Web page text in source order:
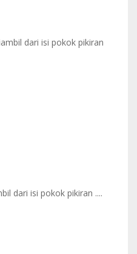
dari isi pokok pikiran
dari isi pokok pikiran ....